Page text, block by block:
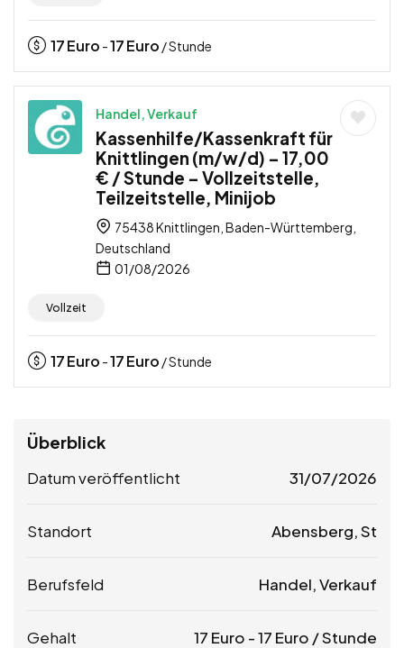
17Euro -17Euro / Stunde
Handel, Verkauf
Kassenhilfe/Kassenkraft für
Knittlingen (m/w/d) – 17,00
€ / Stunde – Vollzeitstelle,
Teilzeitstelle, Minijob
75438 Knittlingen, Baden-Württemberg,
Deutschland
01/08/2026
Vollzeit
17Euro -17Euro / Stunde
Überblick
Datum veröffentlicht 31/07/2026
Standort Abensberg, St
Berufsfeld Handel, Verkauf
Gehalt 17 Euro -17 Euro / Stunde